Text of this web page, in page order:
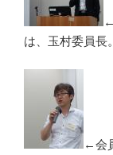
は、玉村委員長。
←会